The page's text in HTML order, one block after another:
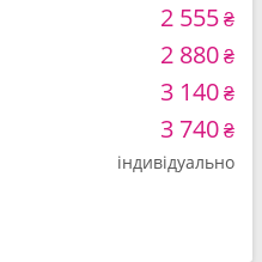
2 555₴
2 880₴
3 140₴
3 740₴
індивідуально